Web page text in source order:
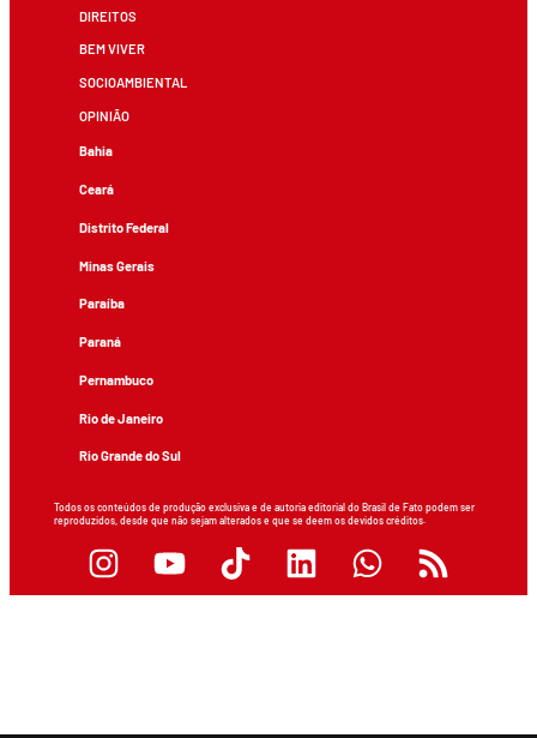
DIREITOS
BEM VIVER
SOCIOAMBIENTAL
OPINIÃO
Bahia
Ceará
Distrito Federal
Minas Gerais
Paraíba
Paraná
Pernambuco
Rio de Janeiro
Rio Grande do Sul
Todos os conteúdos de produção exclusiva e de autoria editorial do Brasil de Fato podem ser
reproduzidos, desde que não sejam alterados e que se deem os devidos créditos.